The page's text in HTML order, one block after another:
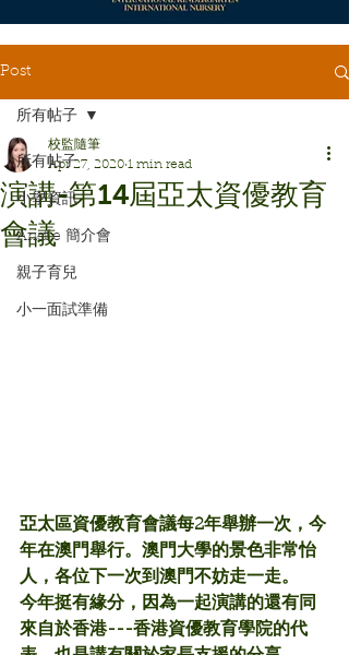
Post
所有帖子
小學資訊
Aristle 簡介會
親子育兒
小一面試準備
所有帖子
演講-第14屆亞太資優教育
會議
校監隨筆
Apr 27, 2020 1 min read
亞太區資優教育會議每2年舉辦一次，今
年在澳門舉行。澳門大學的景色非常怡
人，各位下一次到澳門不妨走一走。
今年挺有緣分，因為一起演講的還有同
來自於香港---香港資優教育學院的代